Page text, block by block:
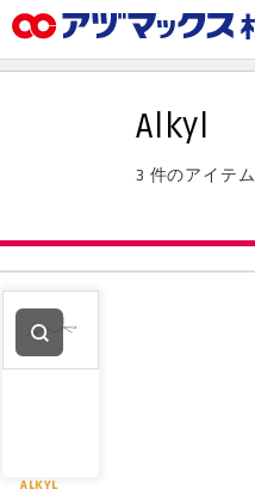
代理店一覧
支払い
Alkyl
3 件のアイテム
ALKYL